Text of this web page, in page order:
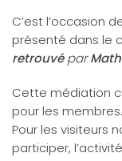
C’est l’occasion
présenté dans le
retrouvépar
Cette médiation
pour les membres.
Pour les visiteurs
participer,